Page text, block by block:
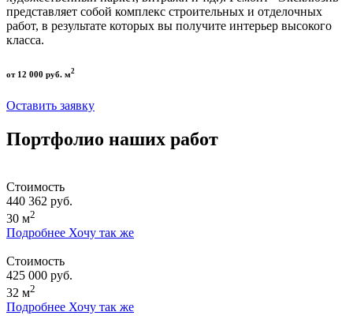
представляет собой комплекс строительных и отделочных
работ, в результате которых вы получите интерьер высокого
класса.
от 12 000 руб. м2
Оставить заявку
Портфолио наших работ
Стоимость
440 362 руб.
30 м2
Подробнее Хочу так же
Стоимость
425 000 руб.
32 м2
Подробнее Хочу так же